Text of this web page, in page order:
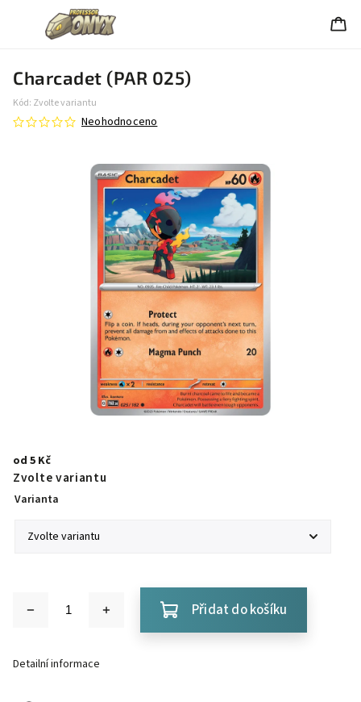
Charcadet (PAR 025)
Kód: Zvolte variantu
Neohodnoceno
od 5 Kč
Zvolte variantu
Varianta
Přidat do košíku
Detailní informace